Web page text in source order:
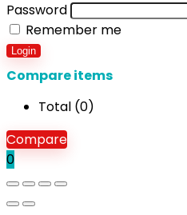
Password
Remember me
Login
Compare items
Total (0)
Compare
0